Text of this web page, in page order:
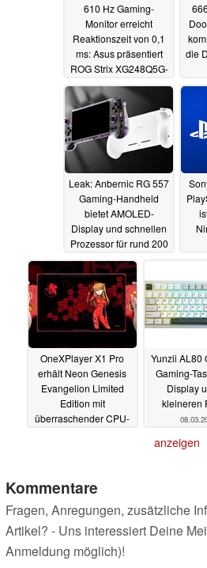
610 Hz Gaming-
Monitor erreicht
Reaktionszeit von 0,1
ms: Asus präsentiert
ROG Strix XG248Q5G-
P14.04.2025
die
Leak: Anbernic RG 557
Gaming-Handheld
bietet AMOLED-
Display und schnellen
Prozessor für rund 200
US-Dollar14.04.2025
OneXPlayer X1 Pro
erhält Neon Genesis
Evangelion Limited
Edition mit
überraschender CPU-
Yunzii AL80
Gaming-
Display
kleineren
anzeigen
Kommentare
Fragen, Anregungen, zusätzliche
Artikel? - Uns interessiert Deine
Anmeldung möglich)!